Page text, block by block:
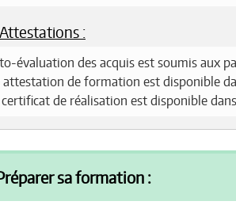
:
évaluation des acquis est soumis aux
attestation de formation est disponible
de réalisation est disponible
sa formation :